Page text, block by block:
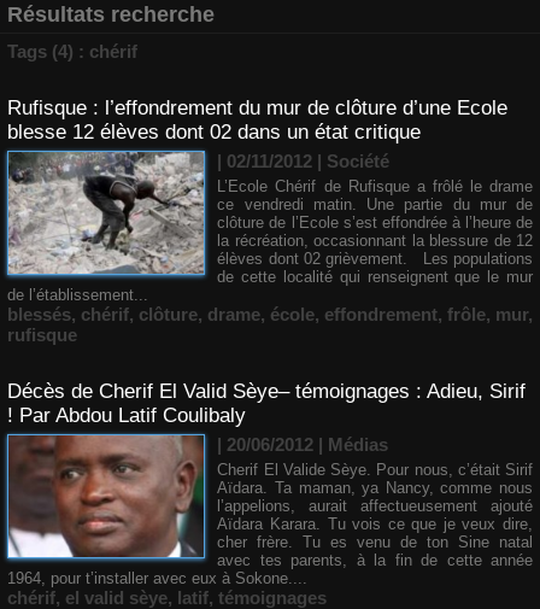
Résultats recherche
Tags (4) : chérif
Rufisque : l’effondrement du mur de clôture d’une Ecole
blesse 12 élèves dont 02 dans un état critique
| 02/11/2012 | Société
L’Ecole Chérif de Rufisque a frôlé le drame
ce vendredi matin. Une partie du mur de
clôture de l’Ecole s’est effondrée à l’heure de
la récréation, occasionnant la blessure de 12
élèves dont 02 grièvement. Les populations
de cette localité qui renseignent que le mur
de l’établissement...
blessés, chérif, clôture, drame, école, effondrement, frôle, mur,
rufisque
Décès de Cherif El Valid Sèye– témoignages : Adieu, Sirif
! Par Abdou Latif Coulibaly
| 20/06/2012 | Médias
Cherif El Valide Sèye. Pour nous, c’était Sirif
Aïdara. Ta maman, ya Nancy, comme nous
l’appelions, aurait affectueusement ajouté
Aïdara Karara. Tu vois ce que je veux dire,
cher frère. Tu es venu de ton Sine natal
avec tes parents, à la fin de cette année
1964, pour t’installer avec eux à Sokone....
chérif, el valid sèye, latif, témoignages